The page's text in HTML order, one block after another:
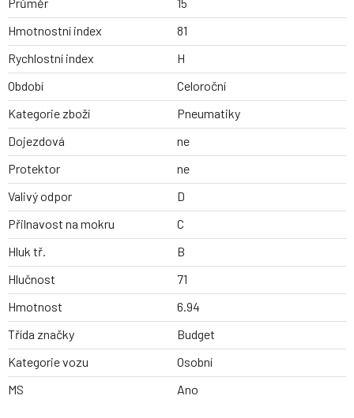
Hmotnostní index
81
Rychlostní index
H
Období
Celoroční
Kategorie zboží
Pneumatiky
Dojezdová
ne
Protektor
ne
Valivý odpor
D
Přilnavost na mokru
C
Hluk tř.
B
Hlučnost
71
Hmotnost
6.94
Třída značky
Budget
Kategorie vozu
Osobní
MS
Ano